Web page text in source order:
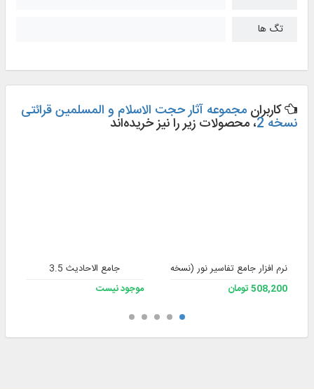
تگ ها
کاربران مجموعه آثار حجت الاسلام و المسلمین قرائتی
نسخه 2 ، محصولات زیر را نیز خریده‌اند
نرم افزار جامع تفاسیر نور (نسخه 4)
508,200 تومان
جامع الاحادیث 3.5
موجود نیست